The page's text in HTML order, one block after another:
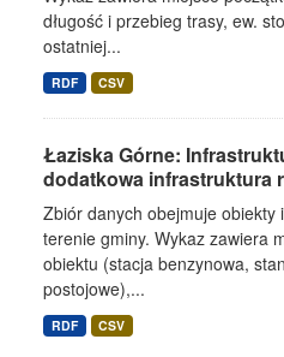
długość i przebieg trasy, ew.
ostatniej...
RDF CSV
Łaziska Górne:
dodatkowa infrastruktura
Zbiór danych obejmuje
terenie gminy. Wykaz zawiera
obiektu (stacja benzynowa,
postojowe),...
RDF CSV